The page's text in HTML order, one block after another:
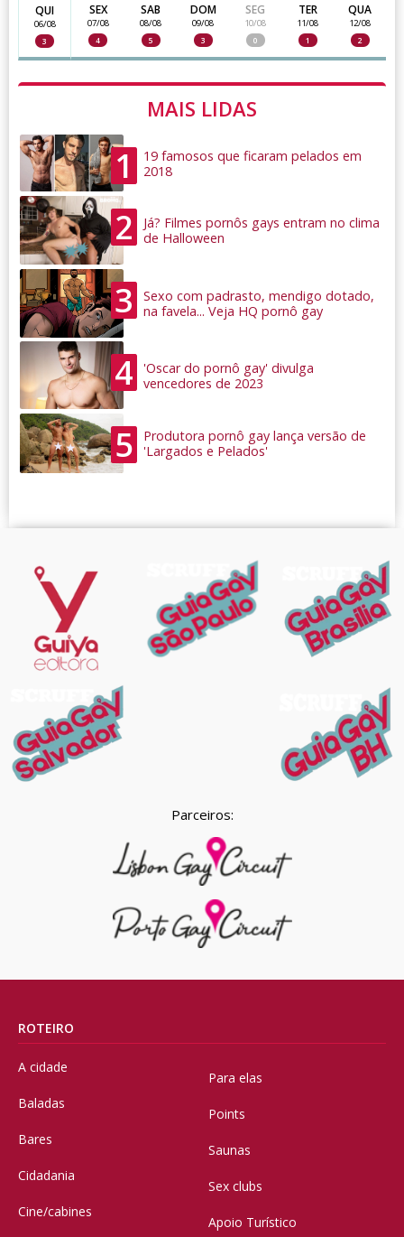
QUI
06/08
3
SEX
07/08
4
SAB
08/08
5
DOM
09/08
3
SEG
10/08
0
TER
11/08
1
QUA
12/08
2
MAIS LIDAS
1
19 famosos que ficaram pelados em
2018
2
Já? Filmes pornôs gays entram no clima
de Halloween
3
Sexo com padrasto, mendigo dotado,
na favela... Veja HQ pornô gay
4
'Oscar do pornô gay' divulga
vencedores de 2023
5
Produtora pornô gay lança versão de
'Largados e Pelados'
Parceiros:
ROTEIRO
A cidade
Baladas
Bares
Cidadania
Cine/cabines
Para elas
Points
Saunas
Sex clubs
Apoio Turístico